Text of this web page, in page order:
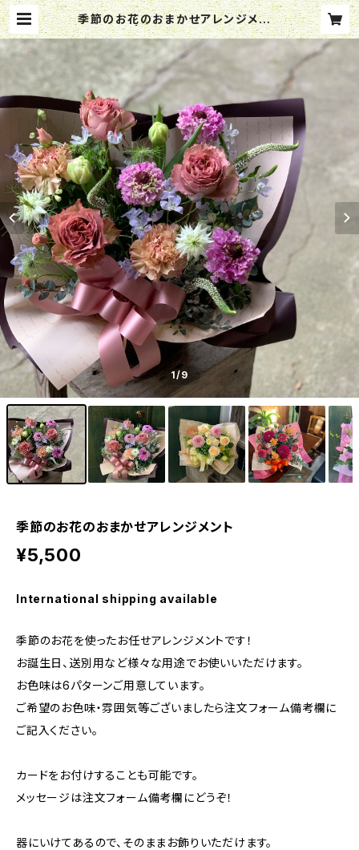
季節のお花のおまかせアレンジメント
| ffhanakame
1/9
季節のお花のおまかせアレンジメント
¥5,500
International shipping available
季節のお花を使ったお任せアレンジメントです！
お誕生日、送別用など様々な用途でお使いいただけます。
お色味は6パターンご用意しています。
ご希望のお色味・雰囲気等ございましたら注文フォーム備考欄に
ご記入ください。
カードをお付けすることも可能です。
メッセージは注文フォーム備考欄にどうぞ！
器にいけてあるので、そのままお飾りいただけます。